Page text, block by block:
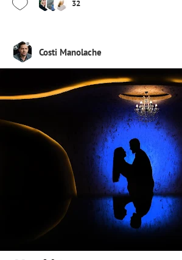
32
Costi Manolache